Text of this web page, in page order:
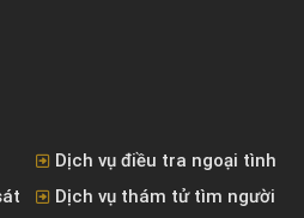
Dịch vụ điều tra ngoại tình
Dịch vụ thám tử tìm người